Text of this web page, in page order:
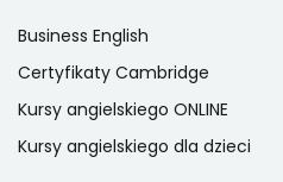
Business English
Certyfikaty Cambridge
Kursy angielskiego ONLINE
Kursy angielskiego dla dzieci